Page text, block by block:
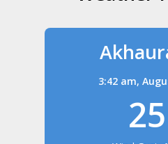
3:42 am,
25